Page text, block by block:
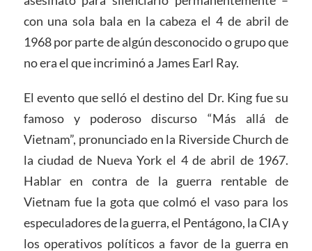
con una sola bala en la cabeza el 4 de abril de
1968 por parte de algún desconocido o grupo que
no era el que incriminó a James Earl Ray.
El evento que selló el destino del Dr. King fue su
famoso y poderoso discurso “Más allá de
Vietnam”, pronunciado en la Riverside Church de
la ciudad de Nueva York el 4 de abril de 1967.
Hablar en contra de la guerra rentable de
Vietnam fue la gota que colmó el vaso para los
especuladores de la guerra, el Pentágono, la CIA y
los operativos políticos a favor de la guerra en